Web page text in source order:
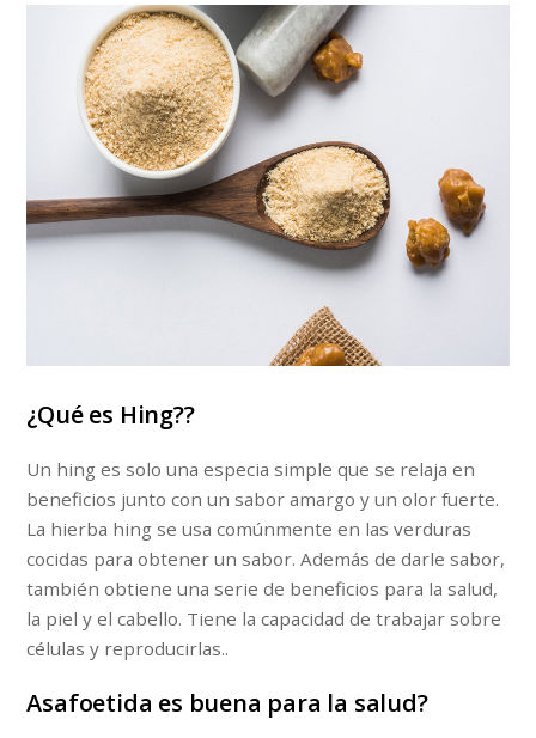
¿Qué es Hing??
Un hing es solo una especia simple que se relaja en
beneficios junto con un sabor amargo y un olor fuerte.
La hierba hing se usa comúnmente en las verduras
cocidas para obtener un sabor. Además de darle sabor,
también obtiene una serie de beneficios para la salud,
la piel y el cabello. Tiene la capacidad de trabajar sobre
células y reproducirlas..
Asafoetida es buena para la salud?